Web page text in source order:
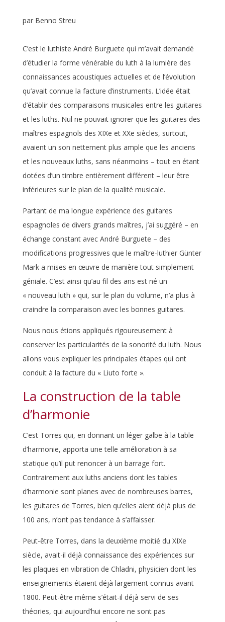
par Benno Streu
C’est le luthiste André Burguete qui m’avait demandé
d’étudier la forme vénérable du luth à la lumière des
connaissances acoustiques actuelles et de l’évolution
qu’avait connue la facture d’instruments. L’idée était
d’établir des comparaisons musicales entre les guitares
et les luths. Nul ne pouvait ignorer que les guitares des
maîtres espagnols des XIXe et XXe siècles, surtout,
avaient un son nettement plus ample que les anciens
et les nouveaux luths, sans néanmoins – tout en étant
dotées d’un timbre entièrement différent – leur être
inférieures sur le plan de la qualité musicale.
Partant de ma longue expérience des guitares
espagnoles de divers grands maîtres, j’ai suggéré – en
échange constant avec André Burguete – des
modifications progressives que le maître-luthier Günter
Mark a mises en œuvre de manière tout simplement
géniale. C’est ainsi qu’au fil des ans est né un
« nouveau luth » qui, sur le plan du volume, n’a plus à
craindre la comparaison avec les bonnes guitares.
Nous nous étions appliqués rigoureusement à
conserver les particularités de la sonorité du luth. Nous
allons vous expliquer les principales étapes qui ont
conduit à la facture du « Liuto forte ».
La construction de la table
d’harmonie
C’est Torres qui, en donnant un léger galbe à la table
d’harmonie, apporta une telle amélioration à sa
statique qu’il put renoncer à un barrage fort.
Contrairement aux luths anciens dont les tables
d’harmonie sont planes avec de nombreuses barres,
les guitares de Torres, bien qu’elles aient déjà plus de
100 ans, n’ont pas tendance à s’affaisser.
Peut-être Torres, dans la deuxième moitié du XIXe
siècle, avait-il déjà connaissance des expériences sur
les plaques en vibration de Chladni, physicien dont les
enseignements étaient déjà largement connus avant
1800. Peut-être même s’était-il déjà servi de ses
théories, qui aujourd’hui encore ne sont pas